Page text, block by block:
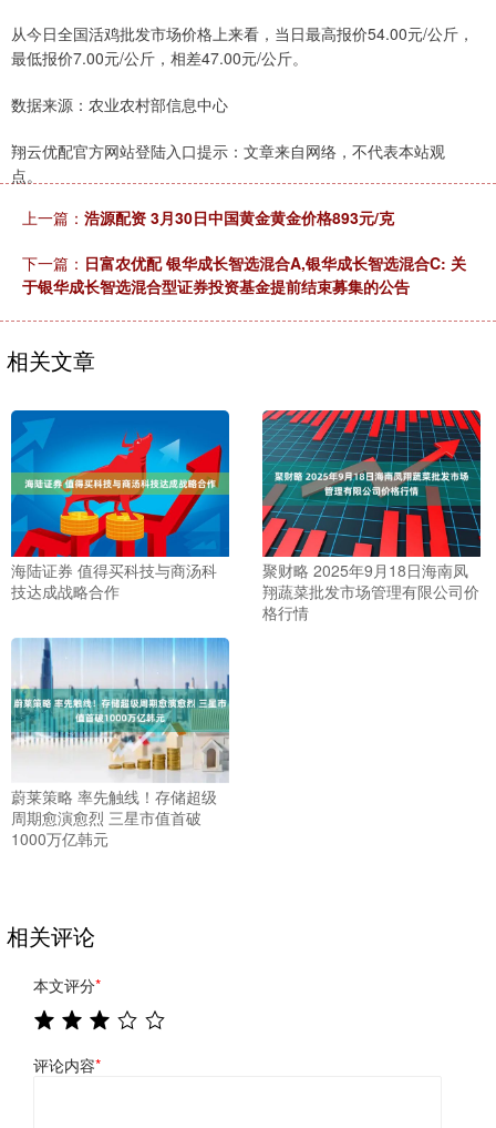
从今日全国活鸡批发市场价格上来看，当日最高报价54.00元/公斤，
最低报价7.00元/公斤，相差47.00元/公斤。
数据来源：农业农村部信息中心
翔云优配官方网站登陆入口提示：文章来自网络，不代表本站观
点。
上一篇： 浩源配资 3月30日中国黄金黄金价格893元/克
下一篇： 日富农优配 银华成长智选混合A,银华成长智选混合C: 关
于银华成长智选混合型证券投资基金提前结束募集的公告
相关文章
海陆证券 值得买科技与商汤科
技达成战略合作
聚财略 2025年9月18日海南凤
翔蔬菜批发市场管理有限公司价
格行情
蔚莱策略 率先触线！存储超级
周期愈演愈烈 三星市值首破
1000万亿韩元
相关评论
本文评分*
评论内容*